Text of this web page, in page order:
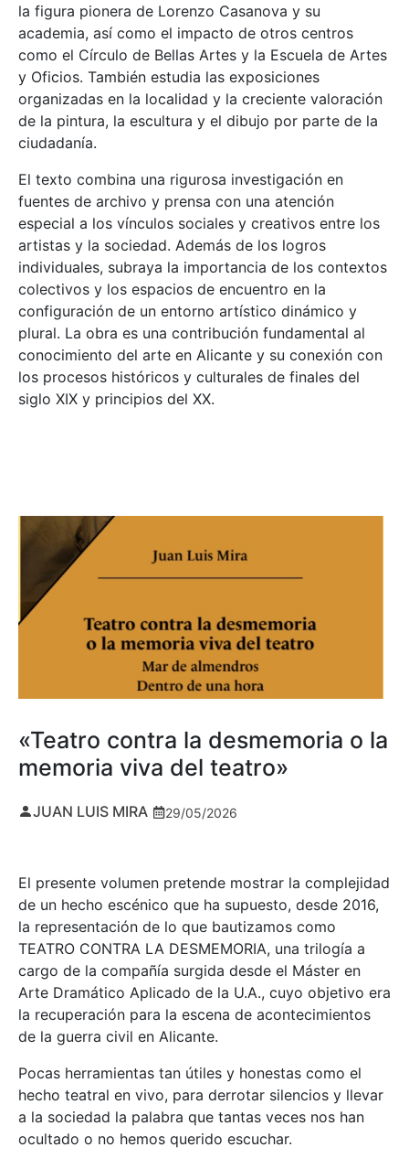
la figura pionera de Lorenzo Casanova y su
academia, así como el impacto de otros centros
como el Círculo de Bellas Artes y la Escuela de Artes
y Oficios. También estudia las exposiciones
organizadas en la localidad y la creciente valoración
de la pintura, la escultura y el dibujo por parte de la
ciudadanía.
El texto combina una rigurosa investigación en
fuentes de archivo y prensa con una atención
especial a los vínculos sociales y creativos entre los
artistas y la sociedad. Además de los logros
individuales, subraya la importancia de los contextos
colectivos y los espacios de encuentro en la
configuración de un entorno artístico dinámico y
plural. La obra es una contribución fundamental al
conocimiento del arte en Alicante y su conexión con
los procesos históricos y culturales de finales del
siglo XIX y principios del XX.
«Teatro contra la desmemoria o la
memoria viva del teatro»
JUAN LUIS MIRA 29/05/2026
El presente volumen pretende mostrar la complejidad
de un hecho escénico que ha supuesto, desde 2016,
la representación de lo que bautizamos como
TEATRO CONTRA LA DESMEMORIA, una trilogía a
cargo de la compañía surgida desde el Máster en
Arte Dramático Aplicado de la U.A., cuyo objetivo era
la recuperación para la escena de acontecimientos
de la guerra civil en Alicante.
Pocas herramientas tan útiles y honestas como el
hecho teatral en vivo, para derrotar silencios y llevar
a la sociedad la palabra que tantas veces nos han
ocultado o no hemos querido escuchar.